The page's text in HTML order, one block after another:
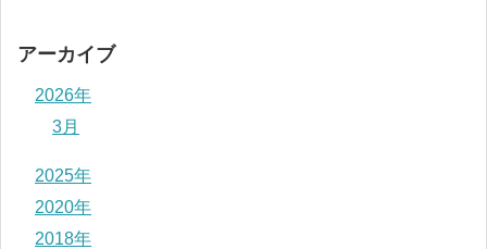
アーカイブ
2026年
3月
2025年
2020年
2018年